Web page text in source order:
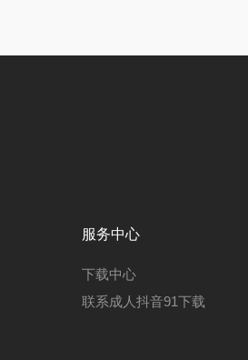
服务中心
下载中心
联系成人抖音91下载